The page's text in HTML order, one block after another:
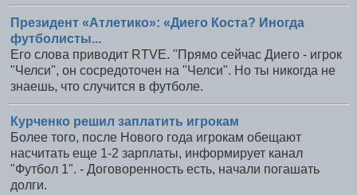
Президент «Атлетико»: «Диего Коста? Иногда
футболисты...
Его слова приводит RTVE. "Прямо сейчас Диего - игрок
"Челси", он сосредоточен на "Челси". Но ты никогда не
знаешь, что случится в футболе.
Курченко решил заплатить игрокам
Более того, после Нового года игрокам обещают
насчитать еще 1-2 зарплаты, информирует канал
"Футбол 1". - Договоренность есть, начали погашать
долги.